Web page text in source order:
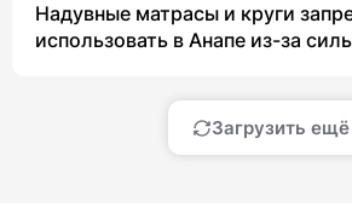
Надувные матрасы и круги
использовать в Анапе из-за
Загрузить ещё